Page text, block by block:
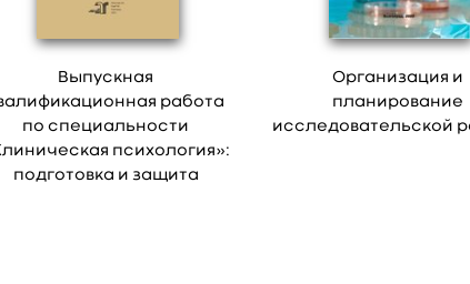
Выпускная
работа
по специальности
психология»:
подготовка и защита
Организация и
планирование
исследовательской